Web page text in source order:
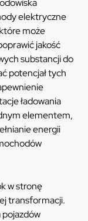
elektryczne
może
jakość
substancji do
potencjał tych
ładowania
elementem,
energii
w stronę
transformacji.